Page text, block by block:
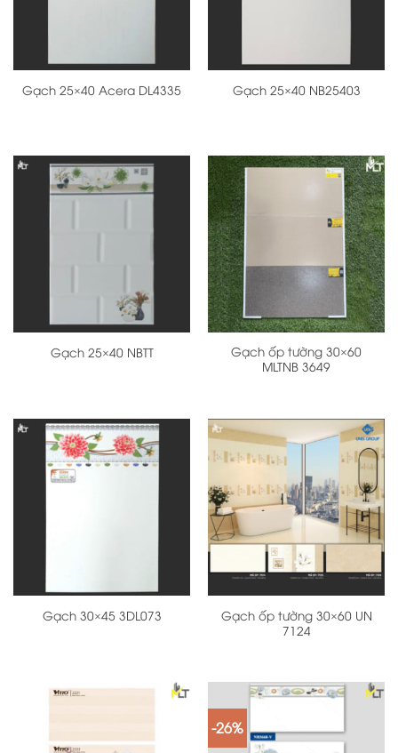
Gạch 25×40 Acera DL4335 Gạch 25×40 NB25403
Gạch 25×40 NBTT
Gạch ốp tường 30×60
MLTNB 3649
Gạch 30×45 3DL073
Gạch ốp tường 30×60 UN
7124
-26%